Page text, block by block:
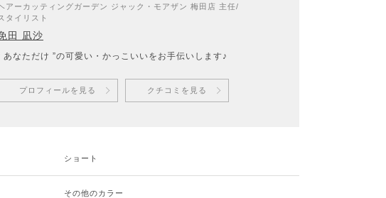
アーカッティングガーデン ジャック・モアザン 梅田店 主任/
タイリスト
田 凪沙
あなただけ ”の可愛い・かっこいいをお手伝いします♪
プロフィールを見る クチコミを見る
ショート
その他のカラー